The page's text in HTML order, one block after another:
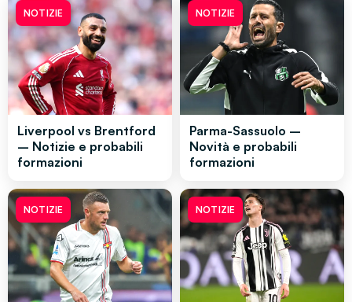
NOTIZIE
Liverpool vs Brentford
– Notizie e probabili
formazioni
NOTIZIE
Parma-Sassuolo –
Novità e probabili
formazioni
NOTIZIE NOTIZIE